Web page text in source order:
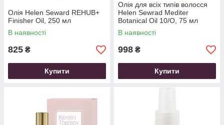
Олія Helen Seward REHUB+
Finisher Oil, 250 мл
В наявності
825 ₴
Купити
Олія для всіх типів волосся
Helen Sewrad Mediter
Botanical Oil 10/O, 75 мл
В наявності
998 ₴
Купити